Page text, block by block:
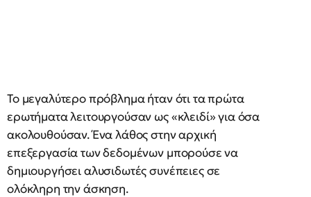
Το μεγαλύτερο πρόβλημα ήταν ότι τα πρώτα
ερωτήματα λειτουργούσαν ως «κλειδί» για όσα
ακολουθούσαν. Ένα λάθος στην αρχική
επεξεργασία των δεδομένων μπορούσε να
δημιουργήσει αλυσιδωτές συνέπειες σε
ολόκληρη την άσκηση.